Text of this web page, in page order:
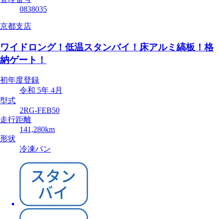
0838035
京都支店
ワイドロング！低温スタンバイ！床アルミ縞板！格
納ゲート！
初年度登録
令和 5年 4月
型式
2RG-FEB50
走行距離
141,280km
形状
冷凍バン